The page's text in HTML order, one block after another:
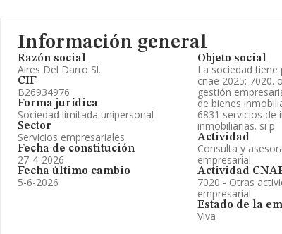
Información general
Razón social
Aires Del Darro Sl.
CIF
B26934976
Forma jurídica
Sociedad limitada unipersonal
Sector
Servicios empresariales
Fecha de constitución
27-4-2026
Fecha último cambio
5-6-2026
Objeto social
La sociedad tiene
cnae 2025: 7020.
gestión
de bienes
6831 servicios de
inmobiliarias. si p
Actividad
Consulta y
empresarial
Actividad
7020 - Otras
empresarial
Estado de la
Viva